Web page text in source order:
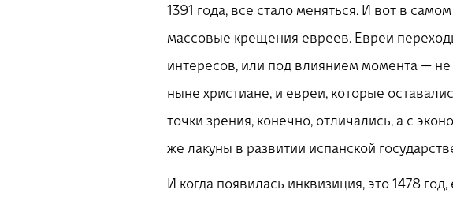
1391 года, все стало меняться. И вот в
массовые крещения евреев. Евреи
интересов, или под влиянием момента —
ныне христиане, и евреи, которые
точки зрения, конечно, отличались, а с
же лакуны в развитии испанской
И когда появилась инквизиция, это 1478